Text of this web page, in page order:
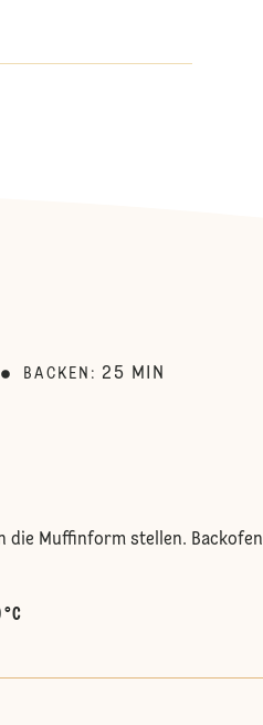
BACKEN : 25 MIN
die Muffinform stellen. Backofen
°C